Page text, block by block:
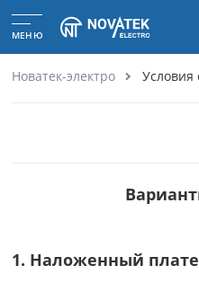
МЕНЮ
Новатек-электро Условия
1. Наложенный